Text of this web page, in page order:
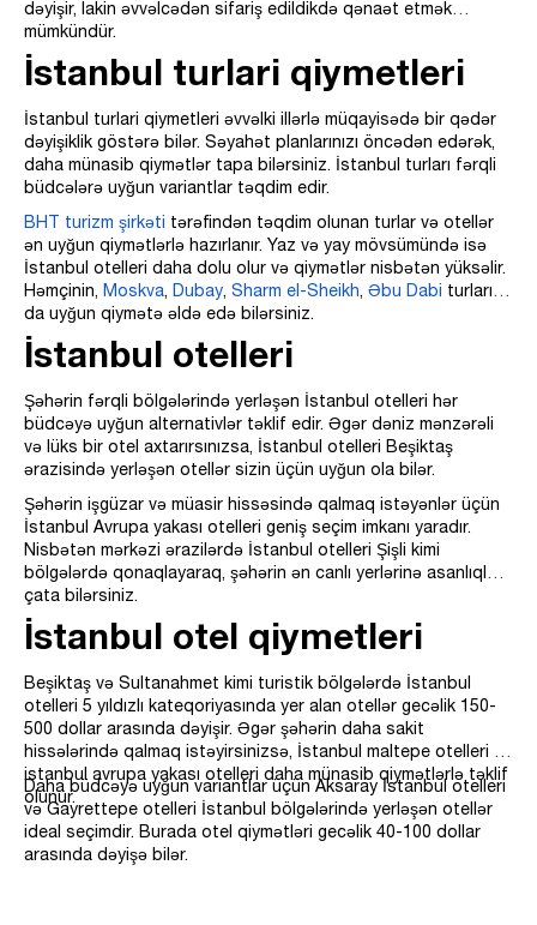
dəyişir, lakin əvvəlcədən sifariş edildikdə qənaət etmək
mümkündür.
İstanbul turlari qiymetleri
İstanbul turlari qiymetleri əvvəlki illərlə müqayisədə bir qədər
dəyişiklik göstərə bilər. Səyahət planlarınızı öncədən edərək,
daha münasib qiymətlər tapa bilərsiniz. İstanbul turları fərqli
büdcələrə uyğun variantlar təqdim edir.
BHT turizm şirkəti tərəfindən təqdim olunan turlar və otellər
ən uyğun qiymətlərlə hazırlanır. Yaz və yay mövsümündə isə
İstanbul otelleri daha dolu olur və qiymətlər nisbətən yüksəlir.
Həmçinin, Moskva, Dubay, Sharm el-Sheikh, Əbu Dabi turlarını
da uyğun qiymətə əldə edə bilərsiniz.
İstanbul otelleri
Şəhərin fərqli bölgələrində yerləşən İstanbul otelleri hər
büdcəyə uyğun alternativlər təklif edir. Əgər dəniz mənzərəli
və lüks bir otel axtarırsınızsa, İstanbul otelleri Beşiktaş
ərazisində yerləşən otellər sizin üçün uyğun ola bilər.
Şəhərin işgüzar və müasir hissəsində qalmaq istəyənlər üçün
İstanbul Avrupa yakası otelleri geniş seçim imkanı yaradır.
Nisbətən mərkəzi ərazilərdə İstanbul otelleri Şişli kimi
bölgələrdə qonaqlayaraq, şəhərin ən canlı yerlərinə asanlıqla
çata bilərsiniz.
İstanbul otel qiymetleri
Beşiktaş və Sultanahmet kimi turistik bölgələrdə İstanbul
otelleri 5 yıldızlı kateqoriyasında yer alan otellər gecəlik 150-
500 dollar arasında dəyişir. Əgər şəhərin daha sakit
hissələrində qalmaq istəyirsinizsə, İstanbul maltepe otelleri və
istanbul avrupa yakası otelleri daha münasib qiymətlərlə təklif
olunur.
Daha büdcəyə uyğun variantlar üçün Aksaray İstanbul otelleri
və Gayrettepe otelleri İstanbul bölgələrində yerləşən otellər
ideal seçimdir. Burada otel qiymətləri gecəlik 40-100 dollar
arasında dəyişə bilər.